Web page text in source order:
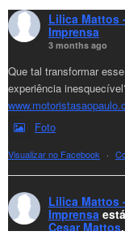
Lilica Mattos
Imprensa
3 months ago
Que tal transformar
experiência
Foto
Visualizar no Facebook ·
Lilica Mattos
Imprensa
Cesar Mattos.